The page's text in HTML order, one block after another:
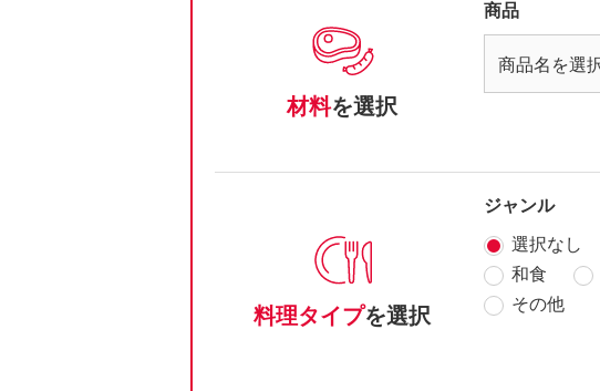
材料を選択
商品
料理タイプを選択
ジャンル
選択なし
和食
その他